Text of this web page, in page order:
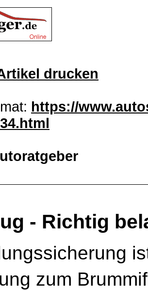
drucken
https://
- Richtig
zum